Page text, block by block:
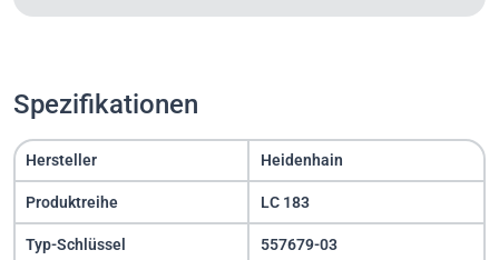
Spezifikationen
Hersteller Heidenhain
Produktreihe LC 183
Typ-Schlüssel 557679-03